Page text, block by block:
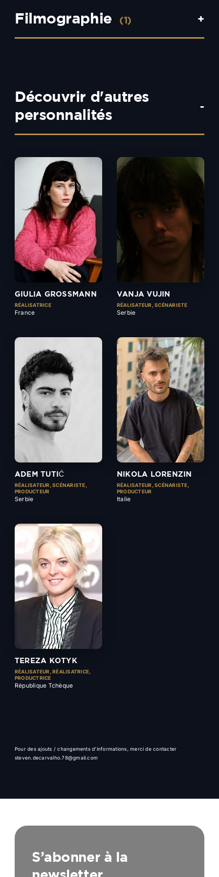
Filmographie (1) +
Découvrir d'autres
personnalités
-
GIULIA GROSSMANN
RÉALISATRICE
France
VANJA VUJIN
RÉALISATEUR, SCÉNARISTE
Serbie
ADEM TUTIĆ
RÉALISATEUR, SCÉNARISTE,
PRODUCTEUR
Serbie
NIKOLA LORENZIN
RÉALISATEUR, SCÉNARISTE,
PRODUCTEUR
Italie
TEREZA KOTYK
RÉALISATEUR, RÉALISATRICE,
PRODUCTRICE
République Tchèque
Pour des ajouts / changements d'informations, merci de contacter
steven.decarvalho.78@gmail.com
S’abonner à la
newsletter